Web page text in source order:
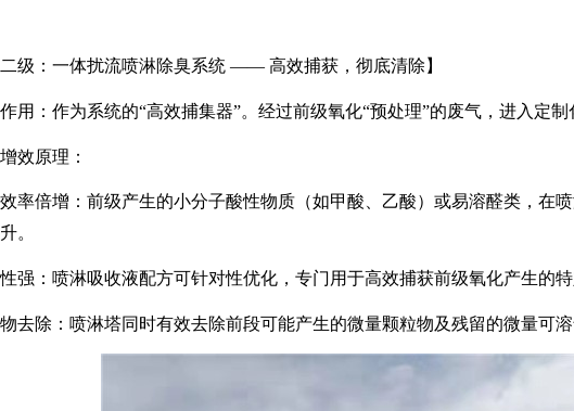
二级：一体扰流喷淋除臭系统 —— 高效捕获，彻底清除】
用：作为系统的“高效捕集器”。经过前级氧化“预处理”的废气，进入定制
效原理：
率倍增：前级产生的小分子酸性物质（如甲酸、乙酸）或易溶醛类，在
。
强：喷淋吸收液配方可针对性优化，专门用于高效捕获前级氧化产生的
去除：喷淋塔同时有效去除前段可能产生的微量颗粒物及残留的微量可